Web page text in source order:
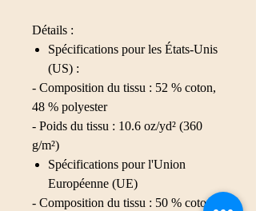
Détails :
Spécifications pour les États-Unis
(US) :
- Composition du tissu : 52 % coton,
48 % polyester
- Poids du tissu : 10.6 oz/yd² (360
g/m²)
Spécifications pour l'Union
Européenne (UE)
- Composition du tissu : 50 % coton,